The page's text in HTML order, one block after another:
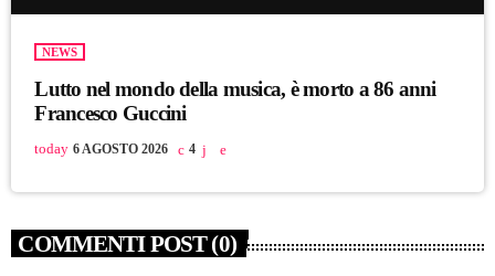
NEWS
Lutto nel mondo della musica, è morto a 86 anni
Francesco Guccini
today 6 AGOSTO 2026 4
COMMENTI POST (0)